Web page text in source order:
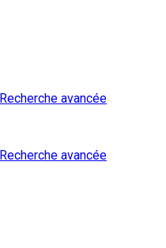
Recherche avancée
Recherche avancée